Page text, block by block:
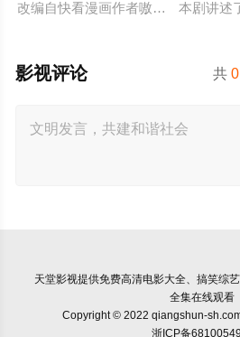
改编自快看漫画作者嗷小泽的独家
本剧讲述
共0
影视评论
天堂影视提供免费高清电影大全、搞笑综
全集在线观看
Copyright © 2022 qiangshun-
浙ICP备